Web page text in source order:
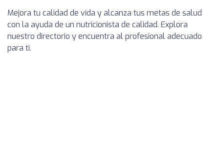
Mejora tu calidad de vida y alcanza tus metas de salud
con la ayuda de un nutricionista de calidad. Explora
nuestro directorio y encuentra al profesional adecuado
para ti.